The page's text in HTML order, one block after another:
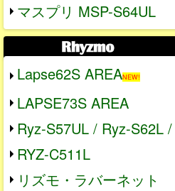
マスプリ MSP-S64UL
Lapse62S AREANEW!
LAPSE73S AREA
Ryz-S57UL / Ryz-S62L
RYZ-C511L
リズモ・ラバーネット